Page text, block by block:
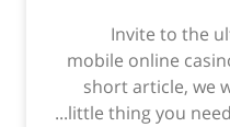
Invite to the
mobile online
short article, we
little thing you